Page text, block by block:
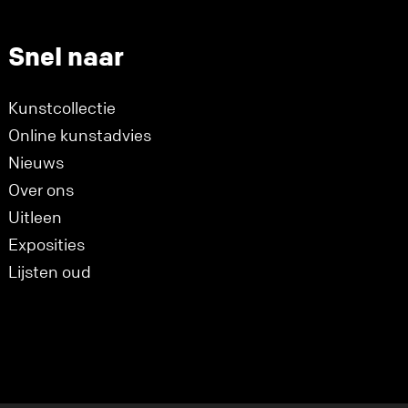
Snel naar
Kunstcollectie
Online kunstadvies
Nieuws
Over ons
Uitleen
Exposities
Lijsten oud